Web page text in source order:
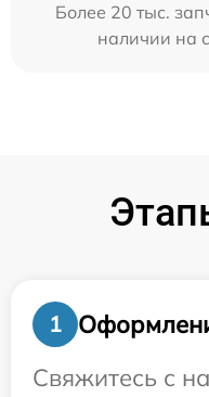
Более 20 тыс.
наличии на
1
Свяжитесь с